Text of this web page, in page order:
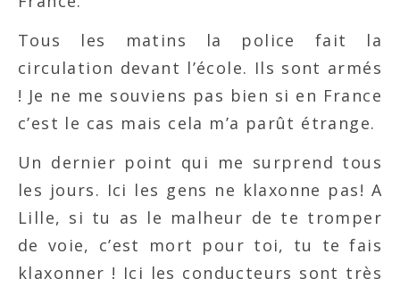
Tous les matins la police fait la
circulation devant l’école. Ils sont armés
! Je ne me souviens pas bien si en France
c’est le cas mais cela m’a parût étrange.
Un dernier point qui me surprend tous
les jours. Ici les gens ne klaxonne pas! A
Lille, si tu as le malheur de te tromper
de voie, c’est mort pour toi, tu te fais
klaxonner ! Ici les conducteurs sont très